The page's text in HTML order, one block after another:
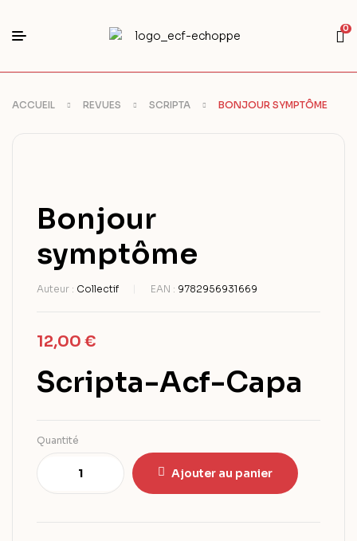
0
ACCUEIL REVUES SCRIPTA BONJOUR SYMPTÔME
Bonjour
symptôme
Auteur : Collectif EAN : 9782956931669
12,00 €
Scripta-Acf-Capa
Quantité
Ajouter au panier